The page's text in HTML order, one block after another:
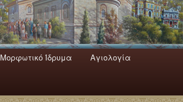
Μορφωτικό Ίδρυμα Αγιολογία